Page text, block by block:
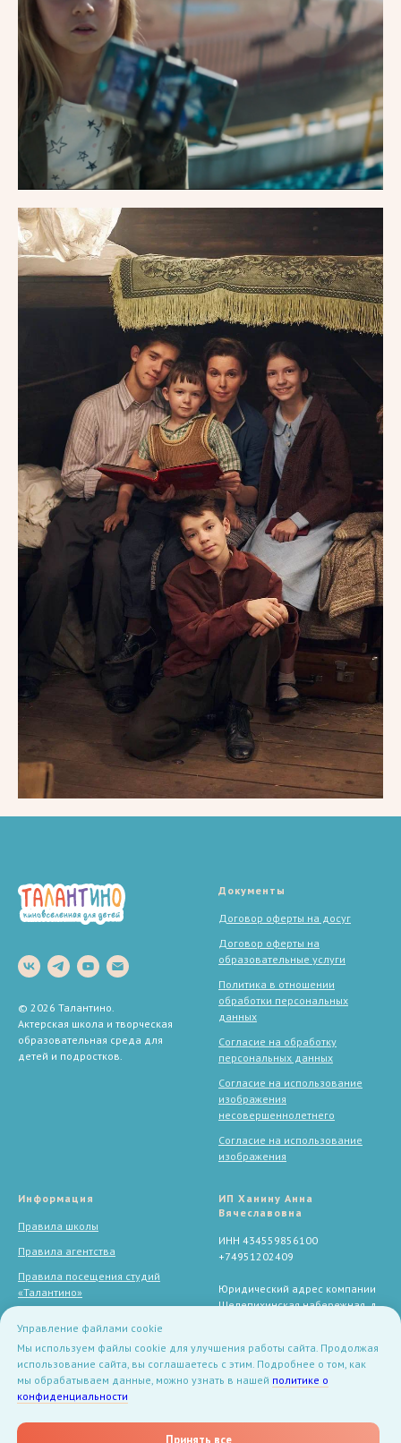
© 2026 Талантино.
Актерская школа и творческая
образовательная среда для
детей и подростков.
Документы
Договор оферты на досуг
Договор оферты на
образовательные услуги
Политика в отношении
обработки персональных
данных
Согласие на обработку
персональных данных
Согласие на использование
изображения
несовершеннолетнего
Согласие на использование
изображения
Информация
Правила школы
Правила агентства
Правила посещения студий
«Талантино»
Оператор включен в Реестр
обработку персональных
данных под регистрационным
номером 77-25-263585 (Приказ
№ 281 от 18.06.2025)
ИП Ханину Анна
Вячеславовна
ИНН 434559856100
+74951202409
Юридический адрес компании
Шелепихинская набережная, д.
Россия
Управление файлами cookie
Мы используем файлы cookie для улучшения работы сайта. Продолжая
использование сайта, вы соглашаетесь с этим. Подробнее о том, как
мы обрабатываем данные, можно узнать в нашей политике о
конфиденциальности